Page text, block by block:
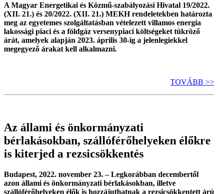
A Magyar Energetikai és Közmű-szabályozási Hivatal 19/2022.
(XII. 21.) és 20/2022. (XII. 21.) MEKH rendeletekben határozta
meg az egyetemes szolgáltatásban vételezett villamos energia
lakossági piaci és a földgáz versenypiaci költségeket tükröző
árát, amelyek alapján 2023. április 30-ig a jelenlegiekkel
megegyező árakat kell alkalmazni.
TOVÁBB >>
Az állami és önkormányzati
bérlakásokban, szállóférőhelyeken élőkre
is kiterjed a rezsicsökkentés
Budapest, 2022. november 23. –Legkorábban decembertől
azon állami és önkormányzati bérlakásokban, illetve
szállóférőhelyeken élők is hozzájuthatnak a rezsicsökkentett árú